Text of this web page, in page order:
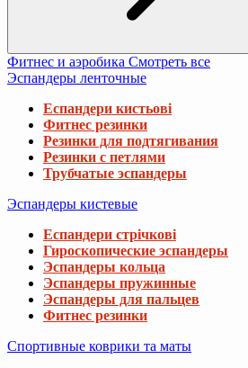
Фитнес и аэробика Смотреть все
Эспандеры ленточные
Еспандери кистьові
Фитнес резинки
Резинки для подтягивания
Резинки с петлями
Трубчатые эспандеры
Эспандеры кистевые
Еспандери стрічкові
Гироскопические эспандеры
Эспандеры кольца
Эспандеры пружинные
Эспандеры для пальцев
Фитнес резинки
Спортивные коврики та маты